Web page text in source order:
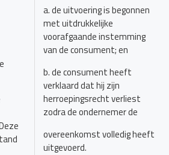
a. de uitvoering is begonnen
met uitdrukkelijke
voorafgaande instemming
van de consument; en
b. de consument heeft
verklaard dat hij zijn
herroepingsrecht verliest
zodra de ondernemer de
overeenkomst volledig heeft
uitgevoerd.